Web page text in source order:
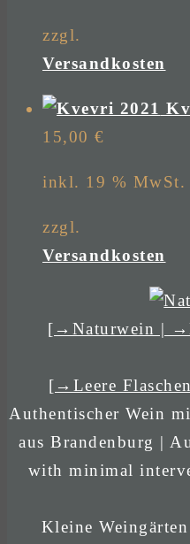
zzgl.
Versandkosten
15,00 €
inkl. 19 % MwSt.
zzgl.
Versandkosten
[→Naturwein |
[→Leere
Authentischer Wein
aus Brandenburg |
with minimal
Kleine